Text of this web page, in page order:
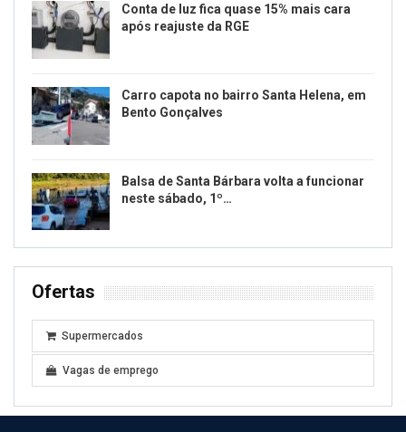
Conta de luz fica quase 15% mais cara
após reajuste da RGE
Carro capota no bairro Santa Helena, em
Bento Gonçalves
Balsa de Santa Bárbara volta a funcionar
neste sábado, 1º…
Ofertas
Supermercados
Vagas de emprego